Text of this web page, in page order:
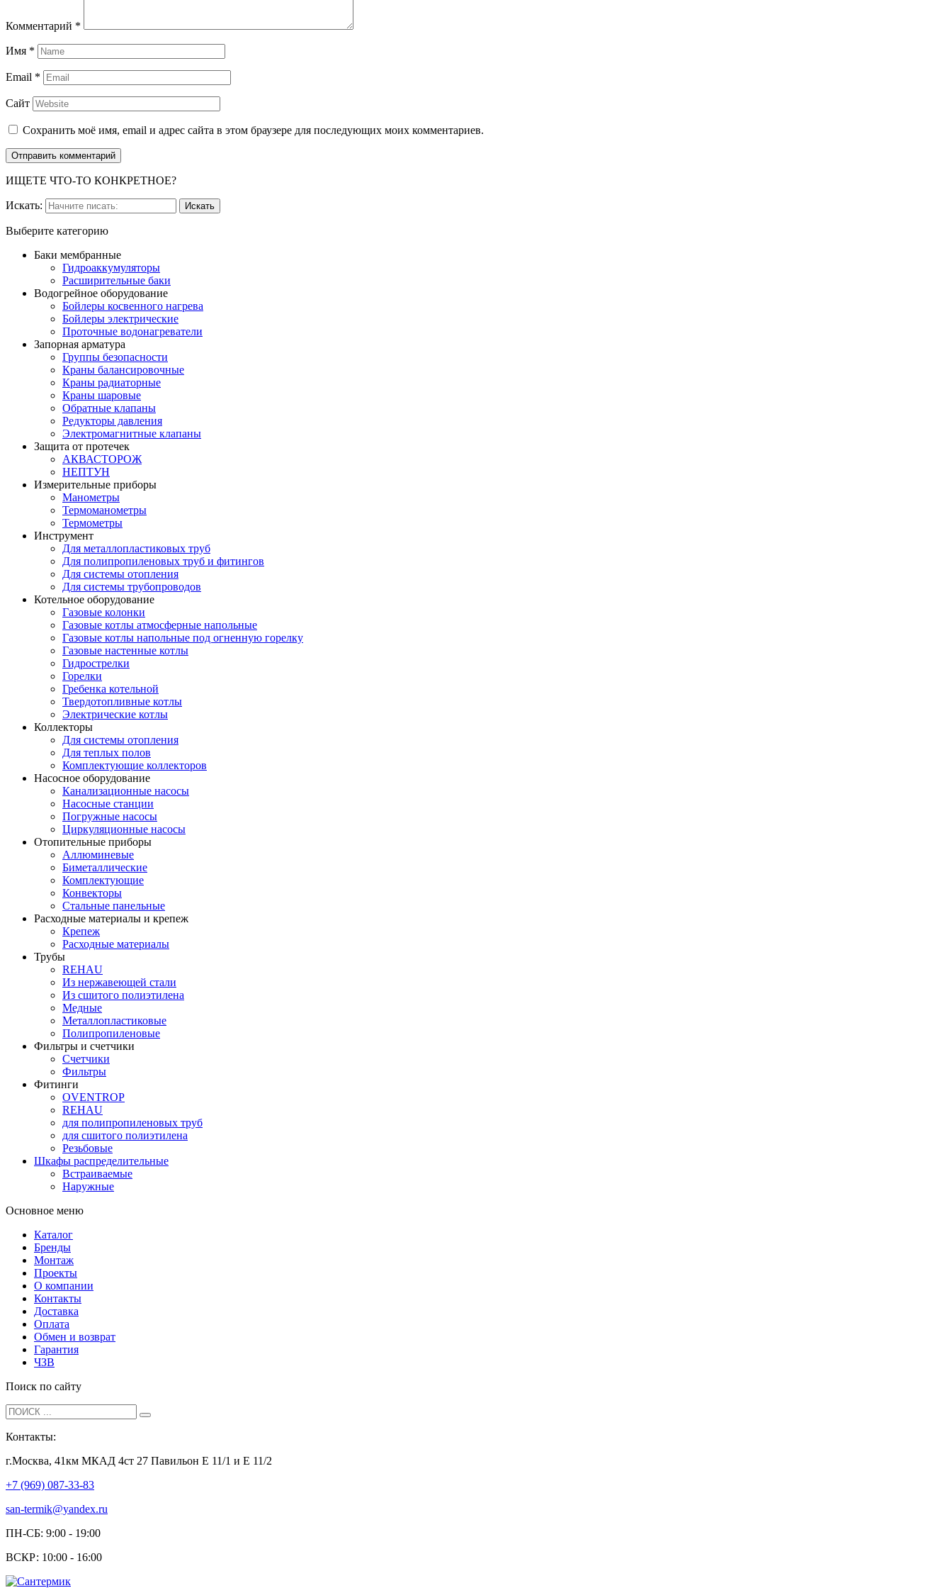
Комментарий *
Имя *
Email *
Сайт
Сохранить моё имя, email и адрес сайта в этом браузере для последующих моих комментариев.
ИЩЕТЕ ЧТО-ТО КОНКРЕТНОЕ?
Искать:
Выберите категорию
Баки мембранные
Гидроаккумуляторы
Расширительные баки
Водогрейное оборудование
Бойлеры косвенного нагрева
Бойлеры электрические
Проточные водонагреватели
Запорная арматура
Группы безопасности
Краны балансировочные
Краны радиаторные
Краны шаровые
Обратные клапаны
Редукторы давления
Электромагнитные клапаны
Защита от протечек
АКВАСТОРОЖ
НЕПТУН
Измерительные приборы
Манометры
Термоманометры
Термометры
Инструмент
Для металлопластиковых труб
Для полипропиленовых труб и фитингов
Для системы отопления
Для системы трубопроводов
Котельное оборудование
Газовые колонки
Газовые котлы атмосферные напольные
Газовые котлы напольные под огненную горелку
Газовые настенные котлы
Гидрострелки
Горелки
Гребенка котельной
Твердотопливные котлы
Электрические котлы
Коллекторы
Для системы отопления
Для теплых полов
Комплектующие коллекторов
Насосное оборудование
Канализационные насосы
Насосные станции
Погружные насосы
Циркуляционные насосы
Отопительные приборы
Аллюминевые
Биметаллические
Комплектующие
Конвекторы
Стальные панельные
Расходные материалы и крепеж
Крепеж
Расходные материалы
Трубы
REHAU
Из нержавеющей стали
Из сшитого полиэтилена
Медные
Металлопластиковые
Полипропиленовые
Фильтры и счетчики
Счетчики
Фильтры
Фитинги
OVENTROP
REHAU
для полипропиленовых труб
для сшитого полиэтилена
Резьбовые
Шкафы распределительные
Встраиваемые
Наружные
Основное меню
Каталог
Бренды
Монтаж
Проекты
О компании
Контакты
Доставка
Оплата
Обмен и возврат
Гарантия
ЧЗВ
Поиск по сайту
Контакты:
г.Москва, 41км МКАД 4ст 27 Павильон Е 11/1 и Е 11/2
+7 (969) 087-33-83
san-termik@yandex.ru
ПН-СБ: 9:00 - 19:00
ВСКР: 10:00 - 16:00